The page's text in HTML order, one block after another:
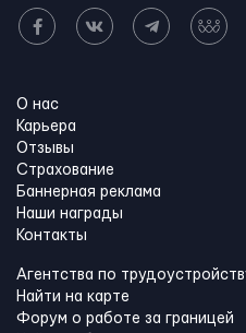
О нас
Карьера
Отзывы
Страхование
Баннерная реклама
Наши награды
Контакты
Агентства по
Найти на карте
Форум о работе за границей